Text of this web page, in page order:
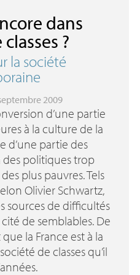
dans
?
la société
2009
d’une partie
à la culture de la
d’une partie des
des politiques trop
plus pauvres. Tels
Olivier Schwartz,
sources de difficultés
de semblables. De
la France est à la
de classes qu’il